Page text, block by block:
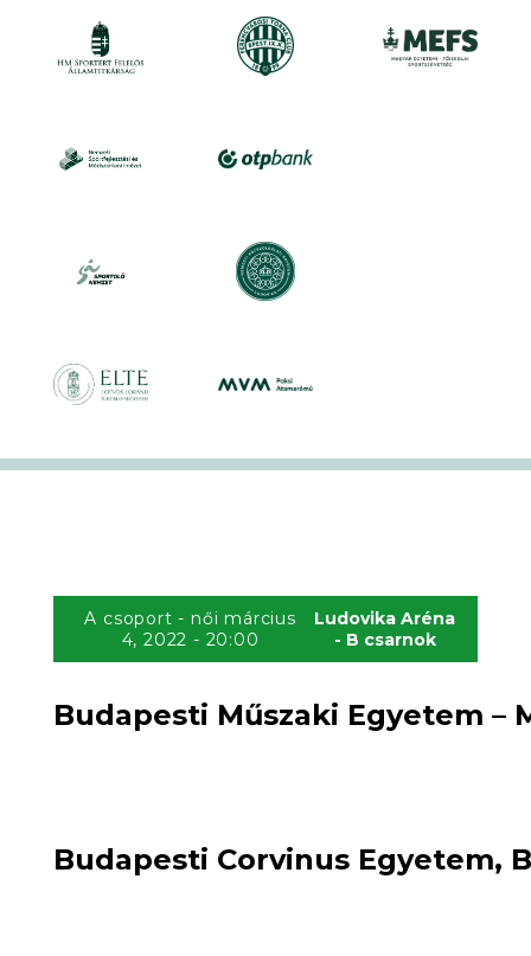
A csoport - női március
4, 2022 - 20:00
Ludovika Aréna
- B csarnok
Budapesti Műszaki Egyetem –
Budapesti Corvinus Egyetem,